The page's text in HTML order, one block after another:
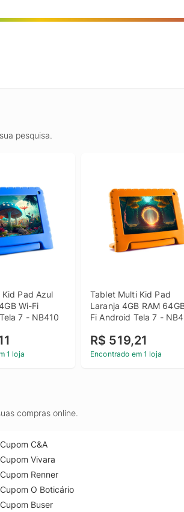
pesquisa.
Pad Azul
Wi-Fi
7 - NB410
1 loja
Tablet Multi Kid Pad
Laranja 4GB RAM
Fi Android Tela 7 -
R$ 519,21
Encontrado em 1 loja
compras online.
Cupom C&A
Cupom Vivara
Cupom Renner
Cupom O Boticário
Cupom Buser